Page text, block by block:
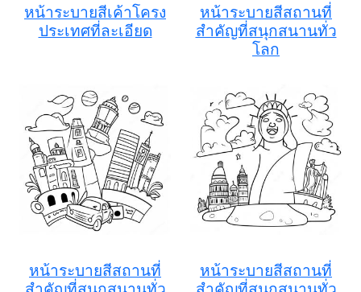
หน้าระบายสีเค้าโครง
ประเทศที่ละเอียด
หน้าระบายสีสถานที่
สำคัญที่สนุกสนานทั่ว
โลก
หน้าระบายสีสถานที่
หน้าระบายสีสถานที่